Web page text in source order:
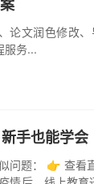
论文润色修改
服务...
手也能学会
问题： 👉 查看